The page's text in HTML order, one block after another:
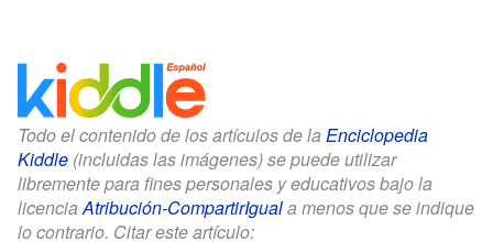
Todo el contenido de los artículos de la Enciclopedia
Kiddle (incluidas las imágenes) se puede utilizar
libremente para fines personales y educativos bajo la
licenciaAtribución-CompartirIguala menos que se indique
lo contrario. Citar este artículo: